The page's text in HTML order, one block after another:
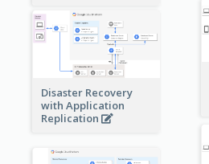
Disaster Recovery
with Application
Replication